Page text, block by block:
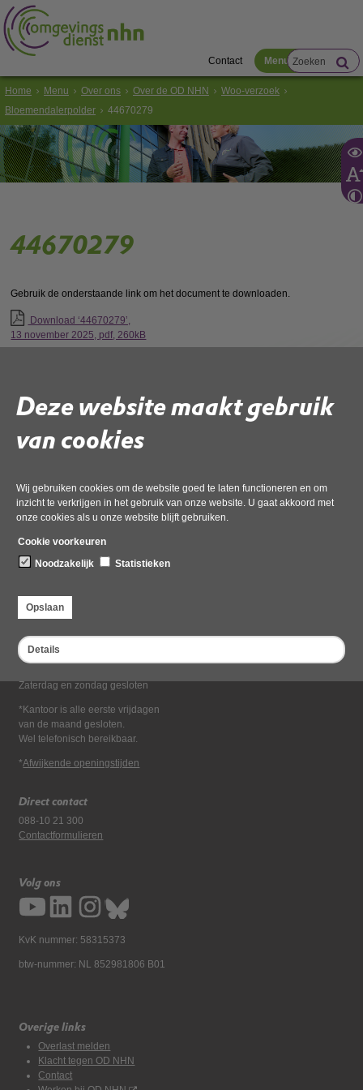
Deze website maakt gebruik
van cookies
Wij gebruiken cookies om de website goed te laten functioneren en om
inzicht te verkrijgen in het gebruik van onze website. U gaat akkoord met
onze cookies als u onze website blijft gebruiken.
Cookie voorkeuren
Noodzakelijk
Statistieken
Opslaan
Details
Contact Menu
Home Menu Over ons Over de OD NHN
Woo-verzoek
Bloemendalerpolder
44670279
44670279
Gebruik de onderstaande link om het document te downloaden.
Download ‘44670279’,
13 november 2025, pdf, 260kB
Bezoekadres
Dampten 2, 1624 NR Hoorn
Postbus 2095, 1620 EB Hoorn
Openingstijden kantoor
Maandag tot en met vrijdag*
van 08:00 tot 16:30
Zaterdag en zondag gesloten
*Kantoor is alle eerste vrijdagen
van de maand gesloten.
Wel telefonisch bereikbaar.
*Afwijkende openingstijden
Direct contact
088-10 21 300
Contactformulieren
Volg ons
KvK nummer: 58315373
btw-nummer: NL 852981806 B01
Overige links
Overlast melden
Klacht tegen OD NHN
Contact